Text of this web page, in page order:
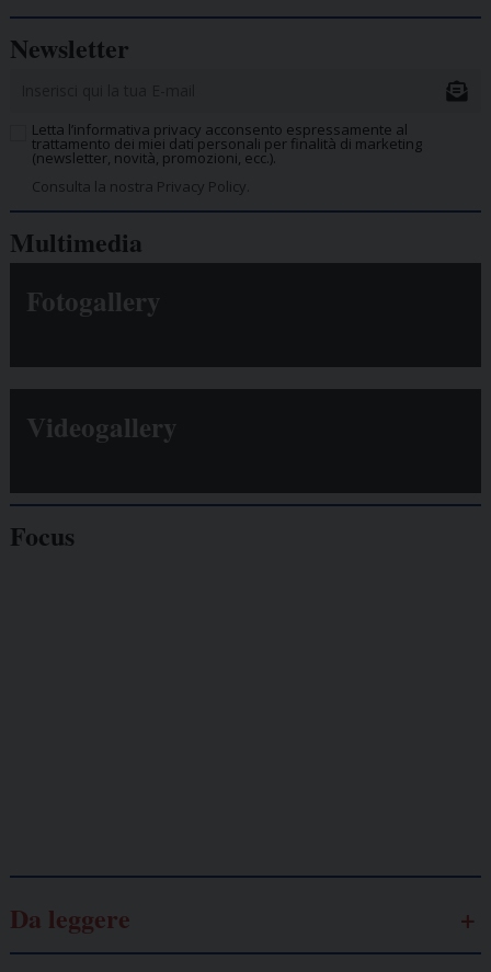
Newsletter
Letta l’informativa privacy acconsento espressamente al
trattamento dei miei dati personali per finalità di marketing
(newsletter, novità, promozioni, ecc.).
Consulta la nostra Privacy Policy.
Multimedia
Fotogallery
Videogallery
Focus
Da leggere